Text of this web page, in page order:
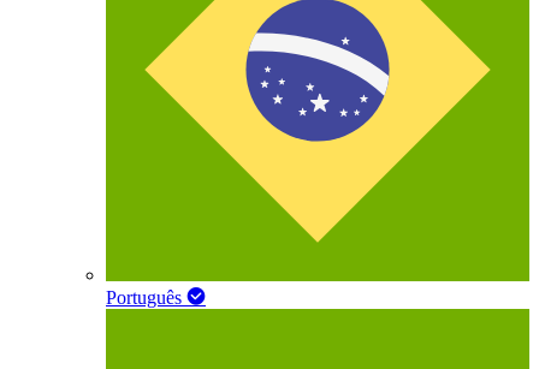
Português